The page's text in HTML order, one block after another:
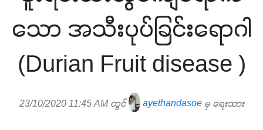
သော အသီးပုပ်ခြင်းရောဂါ
(Durian Fruit disease )
23/10/2020 11:45 AM တွင် ayethandasoeမှ ရေးသား